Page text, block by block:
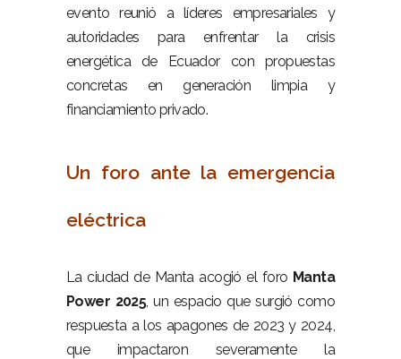
evento reunió a líderes empresariales y
autoridades para enfrentar la crisis
energética de Ecuador con propuestas
concretas en generación limpia y
financiamiento privado.
Un foro ante la emergencia
eléctrica
La ciudad de Manta acogió el foro Manta
Power 2025, un espacio que surgió como
respuesta a los apagones de 2023 y 2024,
que impactaron severamente la